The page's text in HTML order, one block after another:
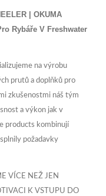
| OKUMA
Rybáře V Freshwater
na výrobu
prutů a doplňků pro
zkušenostmi náš tým
a výkon jak v
products kombinují
požadavky
VÍCE NEŽ JEN
K VSTUPU DO